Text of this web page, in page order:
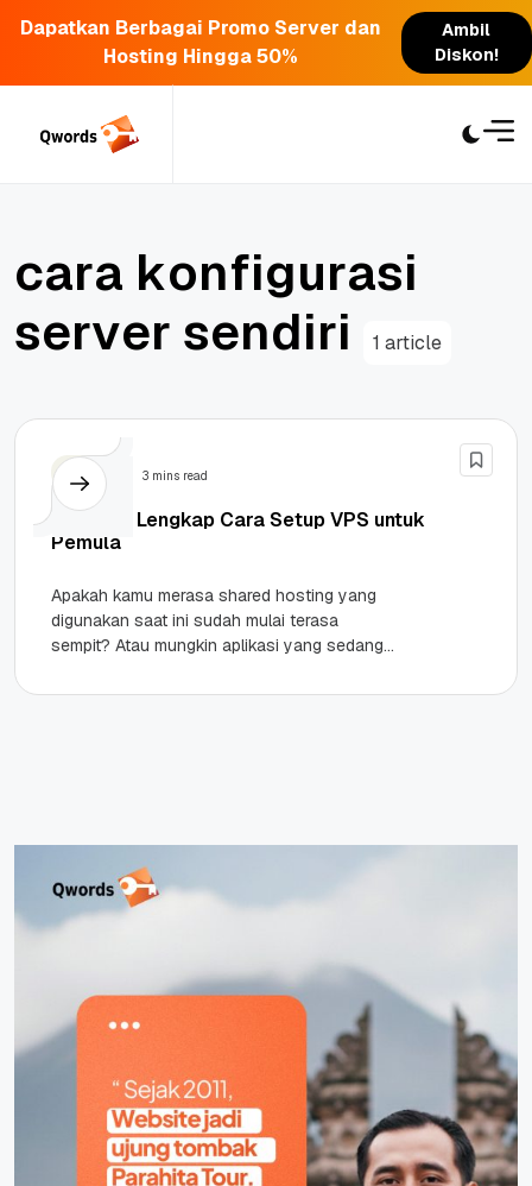
Dapatkan Berbagai Promo Server dan
Hosting Hingga 50%
Ambil
Diskon!
cara konfigurasi
server sendiri 1 article
Server 3 mins read
Panduan Lengkap Cara Setup VPS untuk
Pemula
Apakah kamu merasa shared hosting yang
digunakan saat ini sudah mulai terasa
sempit? Atau mungkin aplikasi yang sedang
performa yang...